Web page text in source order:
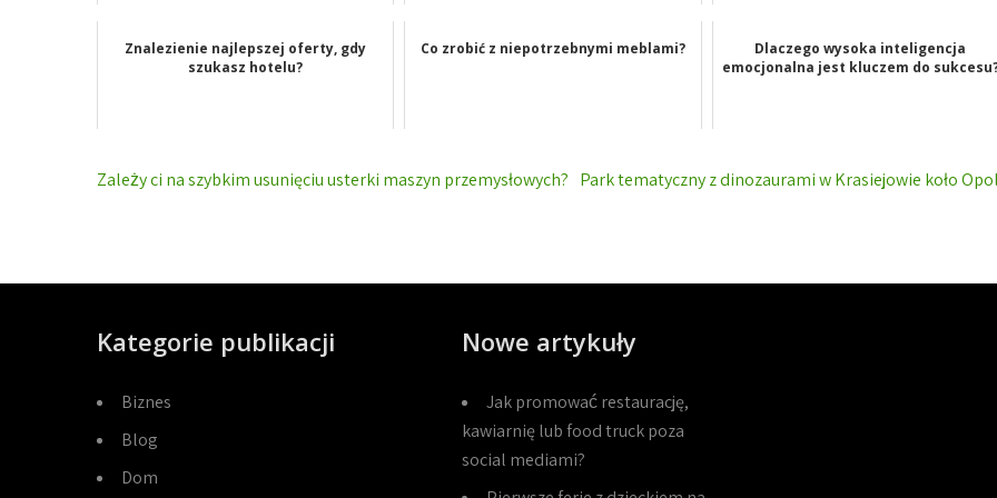
Znalezienie najlepszej oferty, gdy
szukasz hotelu?
Co zrobić z niepotrzebnymi meblami?
Dlaczego wysoka inteligencja
emocjonalna jest kluczem do
Nawigacja
Zależy ci na szybkim usunięciu usterki maszyn przemysłowych? Park tematyczny z dinozaurami w Krasiejowie koło
Kategorie publikacji
Biznes
Blog
Dom
Nowe artykuły
Jak promować restaurację,
kawiarnię lub food truck poza
social mediami?